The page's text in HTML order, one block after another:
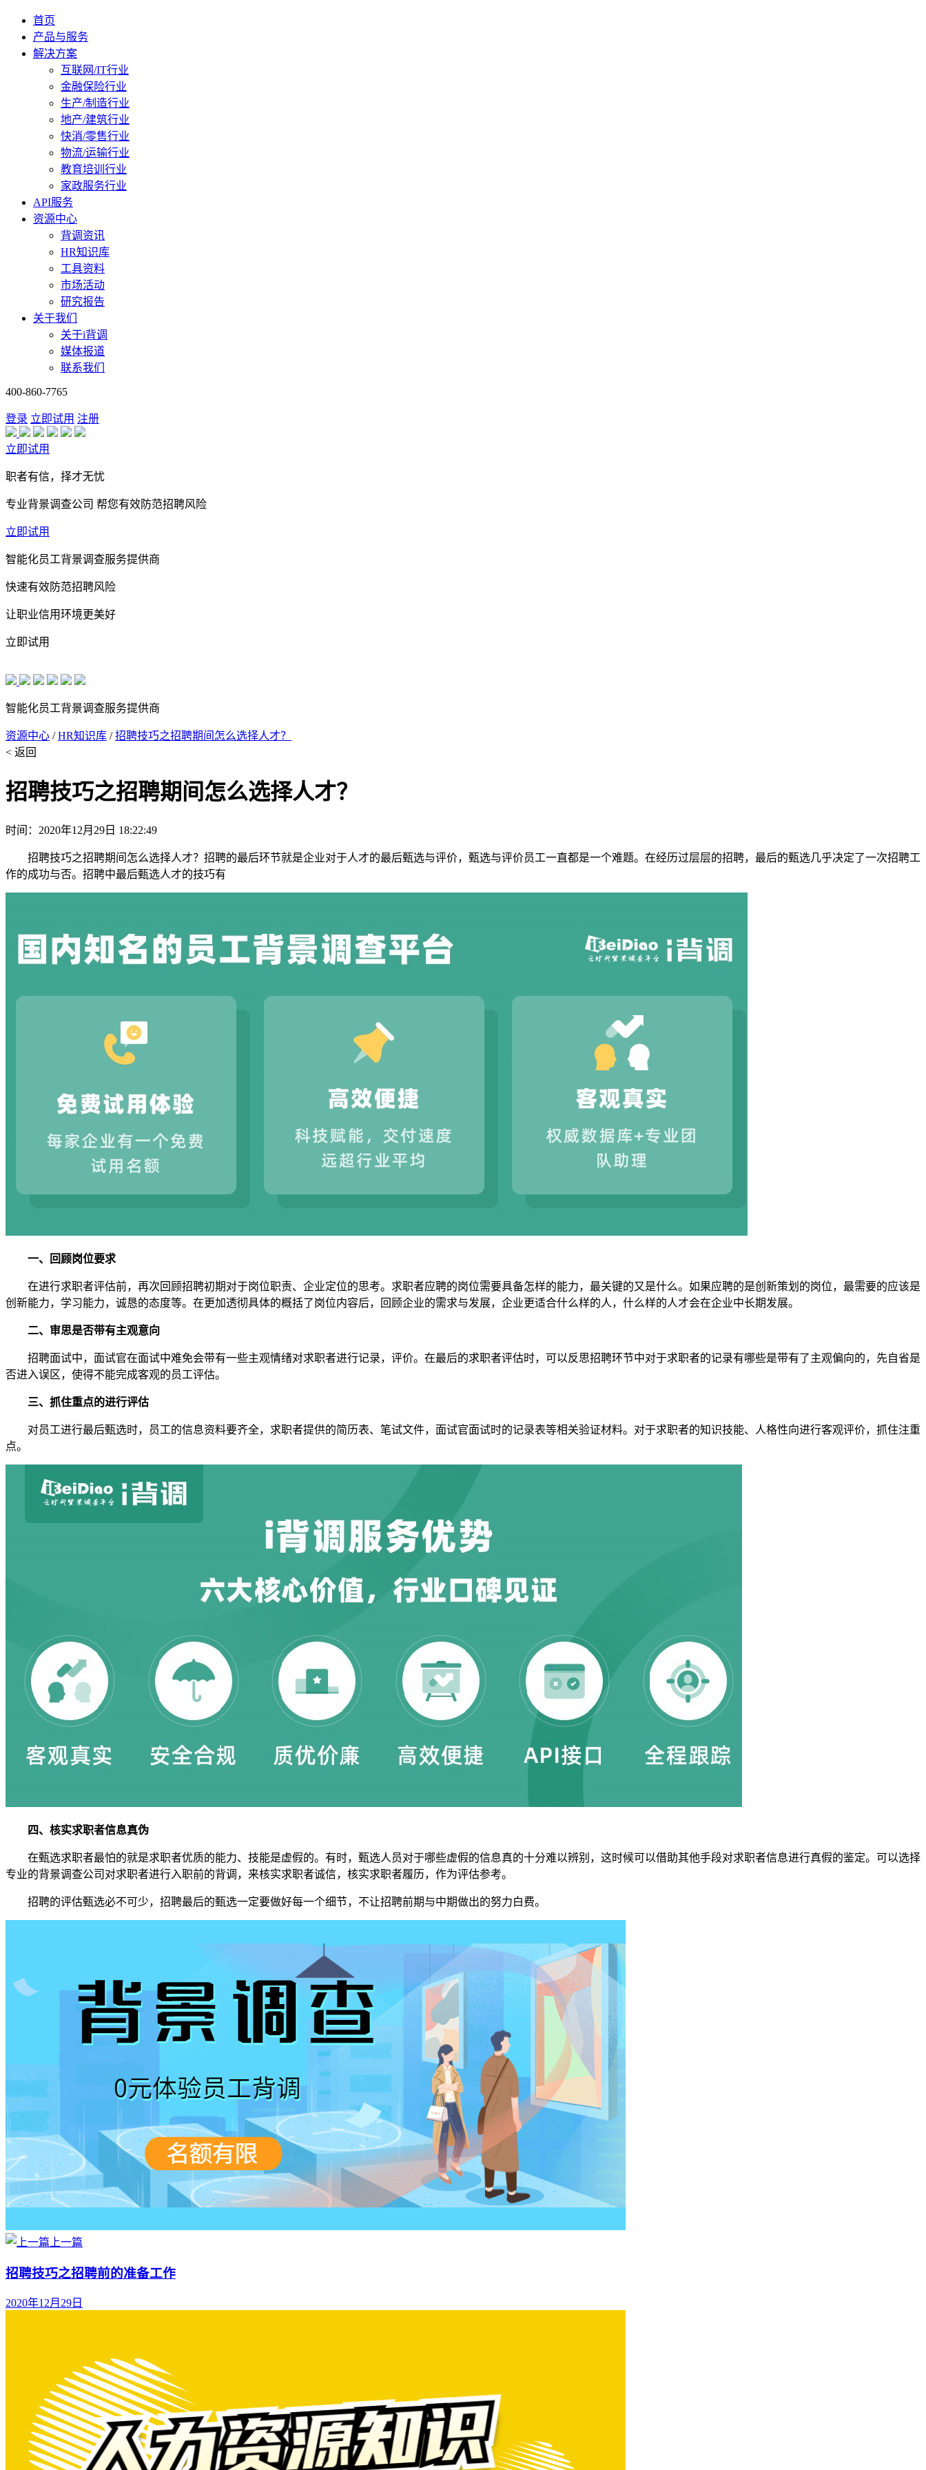
首页
产品与服务
解决方案
互联网/IT行业
金融保险行业
生产/制造行业
地产/建筑行业
快消/零售行业
物流/运输行业
教育培训行业
家政服务行业
API服务
资源中心
背调资讯
HR知识库
工具资料
市场活动
研究报告
关于我们
关于i背调
媒体报道
联系我们
400-860-7765
登录 立即试用 注册
立即试用
职者有信，择才无忧
专业背景调查公司 帮您有效防范招聘风险
立即试用
智能化员工背景调查服务提供商
快速有效防范招聘风险
让职业信用环境更美好
立即试用
智能化员工背景调查服务提供商
资源中心 /HR知识库 /招聘技巧之招聘期间怎么选择人才？
< 返回
招聘技巧之招聘期间怎么选择人才？
时间：2020年12月29日 18:22:49
招聘技巧之招聘期间怎么选择人才？招聘的最后环节就是企业对于人才的最后甄选与评价，甄选与评价员工一直都是一个难题。在经历过层层的招聘，最后的甄选几乎决定了一次招聘工
作的成功与否。招聘中最后甄选人才的技巧有
一、回顾岗位要求
在进行求职者评估前，再次回顾招聘初期对于岗位职责、企业定位的思考。求职者应聘的岗位需要具备怎样的能力，最关键的又是什么。如果应聘的是创新策划的岗位，最需要的应该是
创新能力，学习能力，诚恳的态度等。在更加透彻具体的概括了岗位内容后，回顾企业的需求与发展，企业更适合什么样的人，什么样的人才会在企业中长期发展。
二、审思是否带有主观意向
招聘面试中，面试官在面试中难免会带有一些主观情绪对求职者进行记录，评价。在最后的求职者评估时，可以反思招聘环节中对于求职者的记录有哪些是带有了主观偏向的，先自省是
否进入误区，使得不能完成客观的员工评估。
三、抓住重点的进行评估
对员工进行最后甄选时，员工的信息资料要齐全，求职者提供的简历表、笔试文件，面试官面试时的记录表等相关验证材料。对于求职者的知识技能、人格性向进行客观评价，抓住注重
点。
四、核实求职者信息真伪
在甄选求职者最怕的就是求职者优质的能力、技能是虚假的。有时，甄选人员对于哪些虚假的信息真的十分难以辨别，这时候可以借助其他手段对求职者信息进行真假的鉴定。可以选择
专业的背景调查公司对求职者进行入职前的背调，来核实求职者诚信，核实求职者履历，作为评估参考。
招聘的评估甄选必不可少，招聘最后的甄选一定要做好每一个细节，不让招聘前期与中期做出的努力白费。
上一篇
招聘技巧之招聘前的准备工作
2020年12月29日